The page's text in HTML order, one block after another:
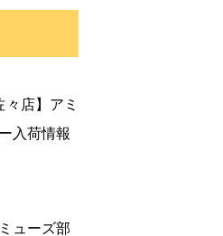
々店】アミ
入荷情報
ューズ部